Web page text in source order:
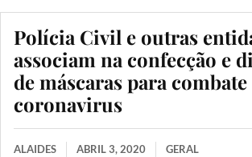
Polícia Civil e outras
associam na confecção e
de máscaras para combate
coronavirus
ALAIDES ABRIL 3, 2020 GERAL